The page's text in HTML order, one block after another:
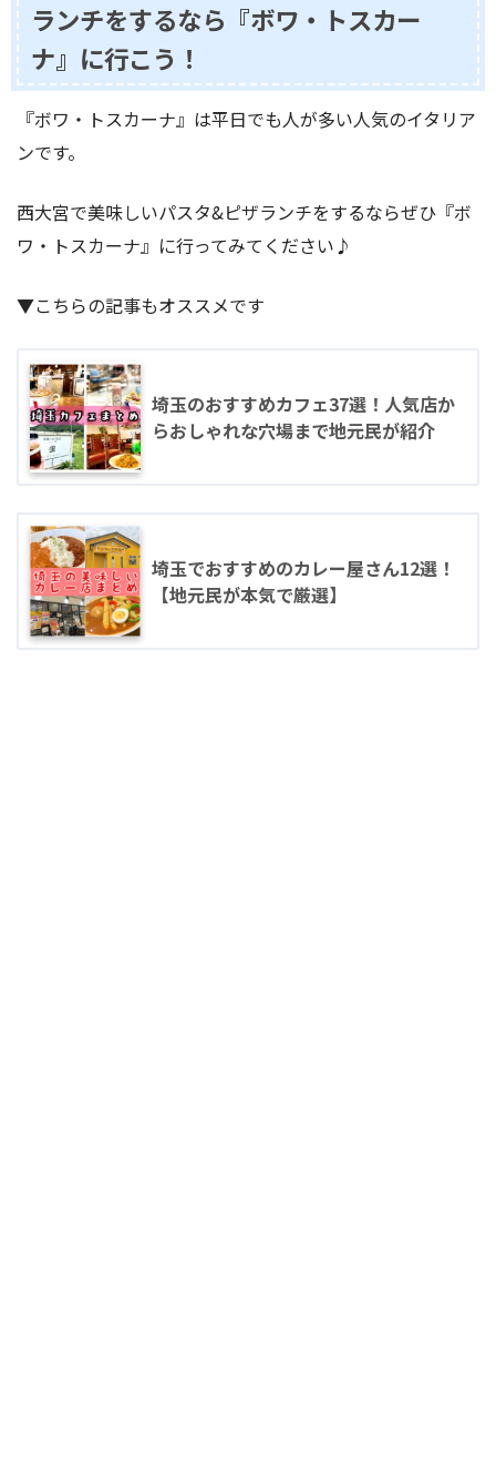
ランチをするなら『ボワ・トスカー
ナ』に行こう！
『ボワ・トスカーナ』は平日でも人が多い人気のイタリア
ンです。
西大宮で美味しいパスタ&ピザランチをするならぜひ『ボ
ワ・トスカーナ』に行ってみてください♪
▼こちらの記事もオススメです
埼玉のおすすめカフェ37選！人気店か
らおしゃれな穴場まで地元民が紹介
埼玉でおすすめのカレー屋さん12選！
【地元民が本気で厳選】